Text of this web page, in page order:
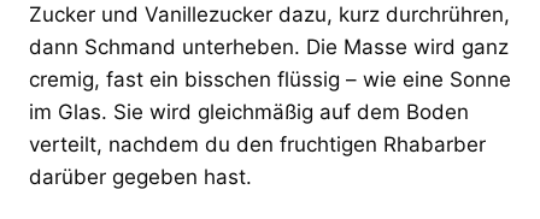
Zucker und Vanillezucker dazu, kurz durchrühren,
dann Schmand unterheben. Die Masse wird ganz
cremig, fast ein bisschen flüssig – wie eine Sonne
im Glas. Sie wird gleichmäßig auf dem Boden
verteilt, nachdem du den fruchtigen Rhabarber
darüber gegeben hast.